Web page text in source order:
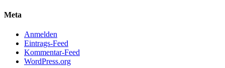
Meta
Anmelden
Eintrags-Feed
Kommentar-Feed
WordPress.org